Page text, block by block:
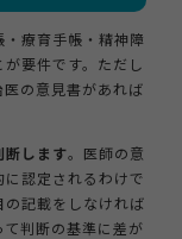
療育手帳・精神障
要件です。ただし
の意見書があれば
断します。医師の意
認定されるわけで
記載をしなければ
判断の基準に差が